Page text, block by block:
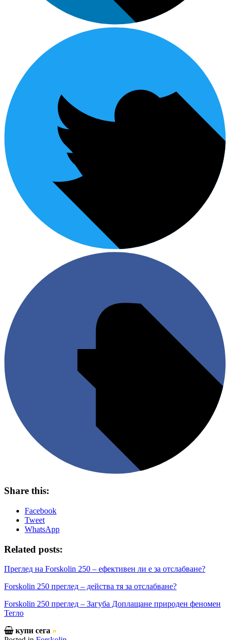
Share this:
Facebook
Tweet
WhatsApp
Related posts:
Преглед на Forskolin 250 – ефективен ли е за отслабване?
Forskolin 250 преглед – действа тя за отслабване?
Forskolin 250 преглед – Загуба Доплащане природен феномен
Тегло
купи сега »